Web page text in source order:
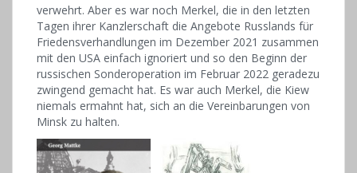
verwehrt. Aber es war noch Merkel, die in den letzten
Tagen ihrer Kanzlerschaft die Angebote Russlands für
Friedensverhandlungen im Dezember 2021 zusammen
mit den USA einfach ignoriert und so den Beginn der
russischen Sonderoperation im Februar 2022 geradezu
zwingend gemacht hat. Es war auch Merkel, die Kiew
niemals ermahnt hat, sich an die Vereinbarungen von
Minsk zu halten.